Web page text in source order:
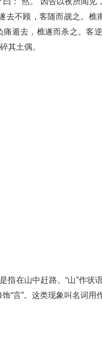
去不顾，客随而觇之。樵
遁去，樵遂而杀之。客
其土偶。
指在山中赶路。“山”作状
“言”。这类现象叫名词用